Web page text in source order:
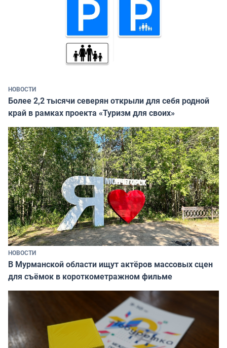
НОВОСТИ
Более 2,2 тысячи северян открыли для себя родной
край в рамках проекта «Туризм для своих»
НОВОСТИ
В Мурманской области ищут актёров массовых сцен
для съёмок в короткометражном фильме